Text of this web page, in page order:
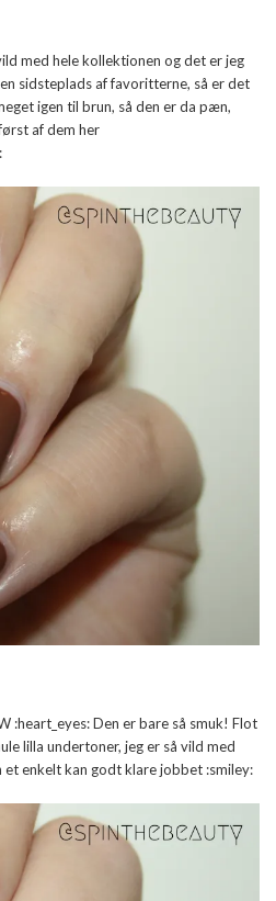
med hele kollektionen og det er jeg
sidsteplads af favoritterne, så er det
igen til brun, så den er da pæn,
af dem her
:heart_eyes: Den er bare så smuk! Flot
lilla undertoner, jeg er så vild med
et enkelt kan godt klare jobbet :smiley: